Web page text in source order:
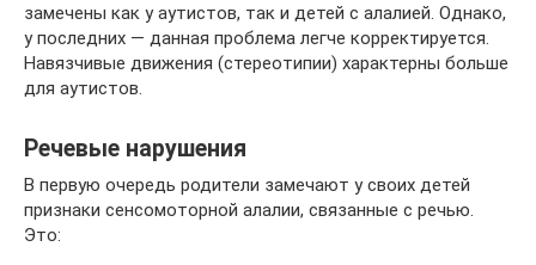
замечены как у аутистов, так и детей с алалией. Однако,
у последних — данная проблема легче корректируется.
Навязчивые движения (стереотипии) характерны больше
для аутистов.
Речевые нарушения
В первую очередь родители замечают у своих детей
признаки сенсомоторной алалии, связанные с речью.
Это: